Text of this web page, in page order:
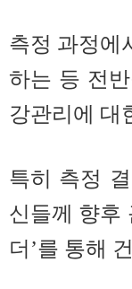
측정 과정에
하는 등 전
강관리에 대
특히 측정
신들께 향후
더’를 통해